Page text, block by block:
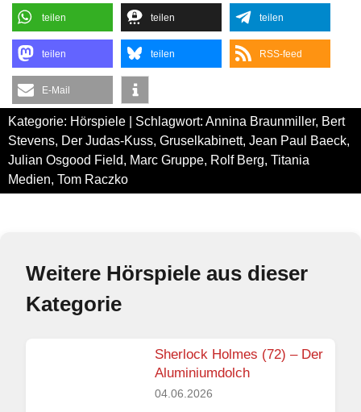
teilen teilen teilen
teilen teilen RSS-feed
E-Mail
Kategorie: Hörspiele | Schlagwort: Annina Braunmiller, Bert
Stevens, Der Judas-Kuss, Gruselkabinett, Jean Paul Baeck,
Julian Osgood Field, Marc Gruppe, Rolf Berg, Titania
Medien, Tom Raczko
Weitere Hörspiele aus dieser
Kategorie
Sherlock Holmes (72) – Der
Aluminiumdolch
04.06.2026